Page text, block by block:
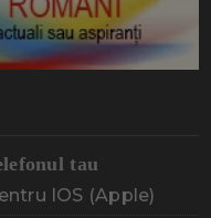
tau
IOS (Apple)